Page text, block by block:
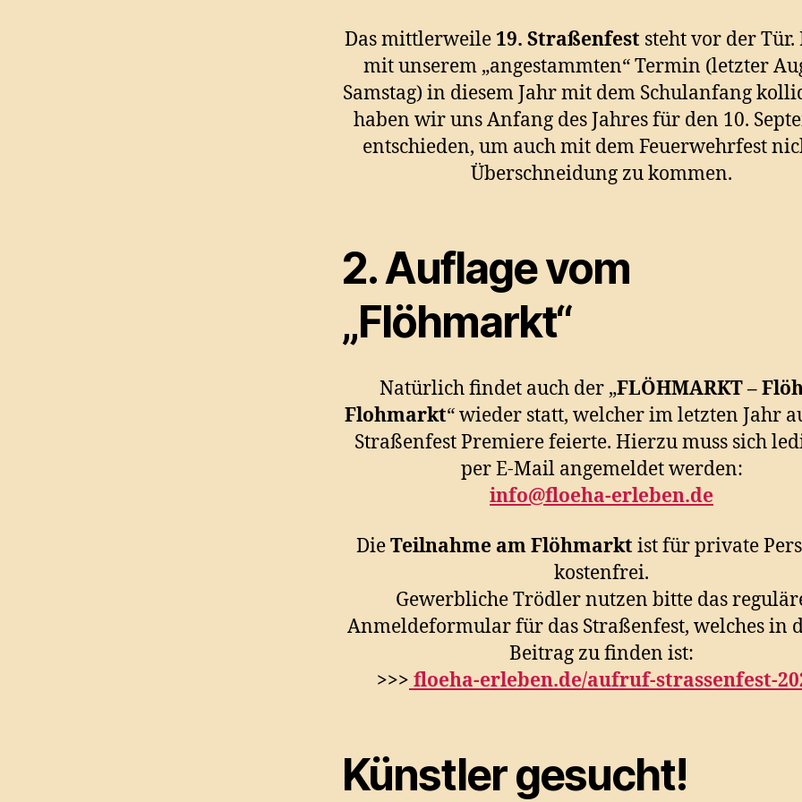
Das mittlerweile 19. Straßenfest steht vor der
mit unserem „angestammten“ Termin (letzter
Samstag) in diesem Jahr mit dem Schulanfang
haben wir uns Anfang des Jahres für den 10.
entschieden, um auch mit dem Feuerwehrfest
Überschneidung zu kommen.
2. Auflage vom
„Flöhmarkt“
Natürlich findet auch der „FLÖHMARKT –
Flohmarkt“ wieder statt, welcher im letzten Jahr
Straßenfest Premiere feierte. Hierzu muss sich
per E-Mail angemeldet werden:
info@floeha-erleben.de
DieTeilnahme am Flöhmarkt ist für private
kostenfrei.
Gewerbliche Trödler nutzen bitte das
Anmeldeformular für das Straßenfest, welches in
Beitrag zu finden ist:
>>> floeha-erleben.de/aufruf-strassenfest-
Künstler gesucht!